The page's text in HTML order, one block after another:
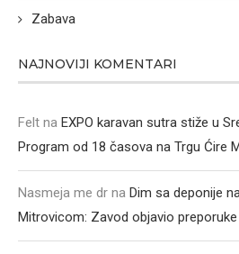
Zabava
NAJNOVIJI KOMENTARI
Felt na EXPO karavan sutra stiže u
Program od 18 časova na Trgu Ćire
Nasmeja me dr na Dim sa deponije
Mitrovicom: Zavod objavio